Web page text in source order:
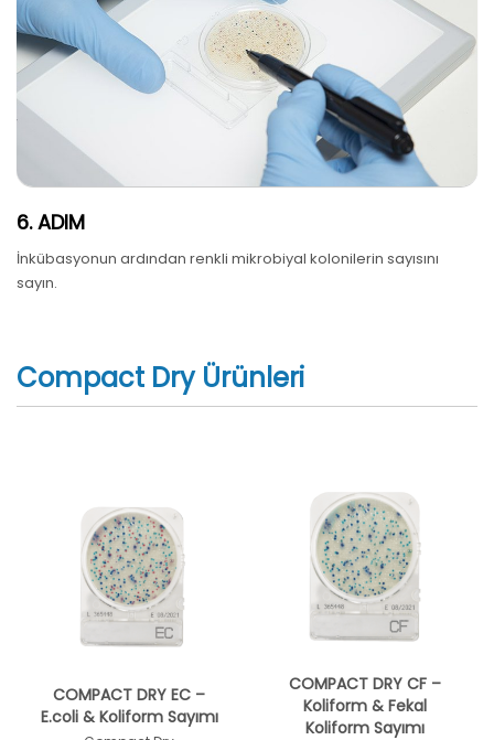
6. ADIM
İnkübasyonun ardından renkli mikrobiyal kolonilerin sayısını
sayın.
Compact Dry Ürünleri
COMPACT DRY CF –
Koliform & Fekal
Koliform Sayımı
COMPACT DRY CFL – Süt
Ürünlerinde Koliform
Tespiti